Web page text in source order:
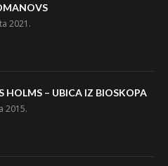
2021.
HOLMS – UBICA IZ BIOSKOPA
2015.